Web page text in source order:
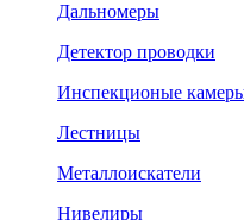
Дальномеры
Детектор проводки
Инспекционые
Лестницы
Металлоискатели
Нивелиры